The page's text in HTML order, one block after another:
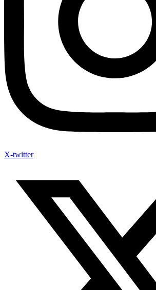
X-twitter